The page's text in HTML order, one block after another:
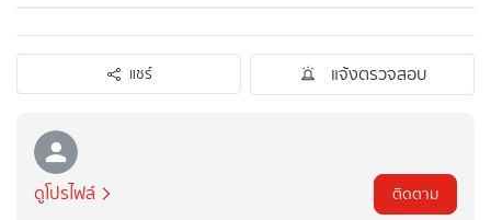
แชร์ แจ้งตรวจสอบ
ดูโปรไฟล์ ติดตาม